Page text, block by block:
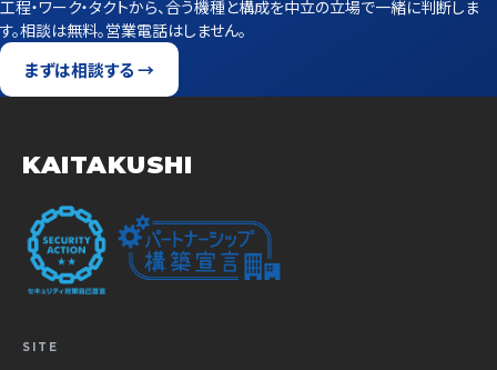
工程・ワーク・タクトから、合う機種と構成を中立の立場で一緒に判断しま
す。相談は無料。営業電話はしません。
まずは相談する →
KAITAKUSHI
SITE